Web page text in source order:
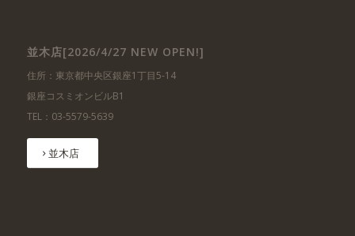
並木店[2026/4/27 NEW OPEN!]
住所：東京都中央区銀座1丁目5-14
銀座コスミオンビルB1
TEL：03-5579-5639
並木店